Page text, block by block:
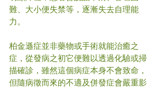
難、大小便失禁等，逐漸失去自理能
力。
柏金遜症並非藥物或手術就能治癒之
症，從發病之初它便難以透過化驗或掃
描確診，雖然這個病症本身不會致命，
但隨病徵而來的不適及併發症會嚴重影